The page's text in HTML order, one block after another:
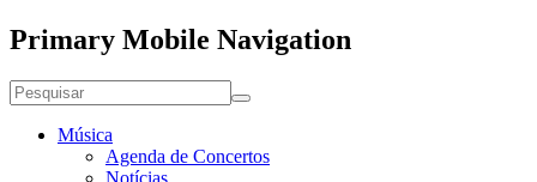
Primary Mobile Navigation
Música
Agenda de Concertos
Notícias